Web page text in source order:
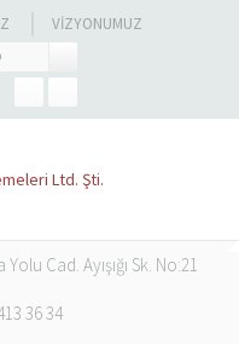
VIZYONUMUZ
Cad. Ayışığı Sk. No:21
36 34